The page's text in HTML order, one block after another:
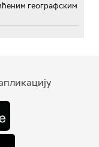
географским